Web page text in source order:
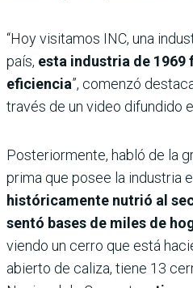
“Hoy visitamos INC, una
país, esta industria de 1969
eficiencia”, comenzó
través de un video difundido
Posteriormente, habló de la
prima que posee la industria
históricamente nutrió al
sentó bases de miles de
viendo un cerro que está
abierto de caliza, tiene 13